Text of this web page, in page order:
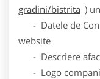
gradini/bistrita )
- Datele de
website
- Descriere
- Logo